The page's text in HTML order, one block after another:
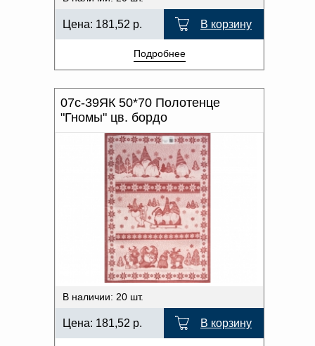
Цена: 181,52 р. В корзину
Подробнее
07с-39ЯК 50*70 Полотенце
"Гномы" цв. бордо
В наличии: 20 шт.
Цена: 181,52 р. В корзину